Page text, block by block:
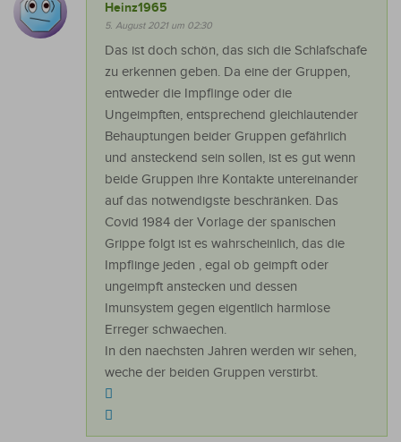
Heinz1965
5. August 2021 um 02:30
Das ist doch schön, das sich die Schlafschafe
zu erkennen geben. Da eine der Gruppen,
entweder die Impflinge oder die
Ungeimpften, entsprechend gleichlautender
Behauptungen beider Gruppen gefährlich
und ansteckend sein sollen, ist es gut wenn
beide Gruppen ihre Kontakte untereinander
auf das notwendigste beschränken. Das
Covid 1984 der Vorlage der spanischen
Grippe folgt ist es wahrscheinlich, das die
Impflinge jeden , egal ob geimpft oder
ungeimpft anstecken und dessen
Imunsystem gegen eigentlich harmlose
Erreger schwaechen.
In den naechsten Jahren werden wir sehen,
weche der beiden Gruppen verstirbt.